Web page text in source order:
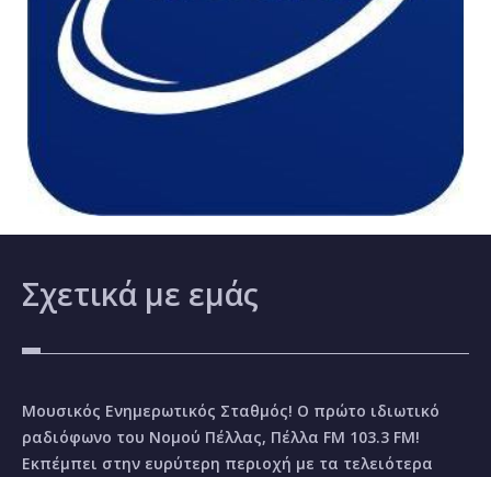
Σχετικά με εμάς
Μουσικός Ενημερωτικός Σταθμός! Ο πρώτο ιδιωτικό
ραδιόφωνο του Νομού Πέλλας, Πέλλα FM 103.3 FM!
Εκπέμπει στην ευρύτερη περιοχή με τα τελειότερα